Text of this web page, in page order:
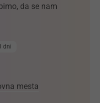
da se nam
dni
mesta